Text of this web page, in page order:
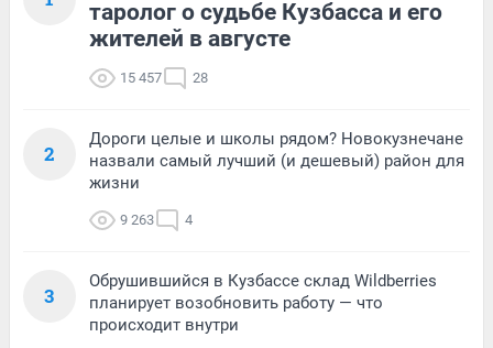
таролог о судьбе Кузбасса и его
жителей в августе
15 457 28
2
Дороги целые и школы рядом? Новокузнечане
назвали самый лучший (и дешевый) район для
жизни
9 263 4
3
Обрушившийся в Кузбассе склад Wildberries
планирует возобновить работу — что
происходит внутри